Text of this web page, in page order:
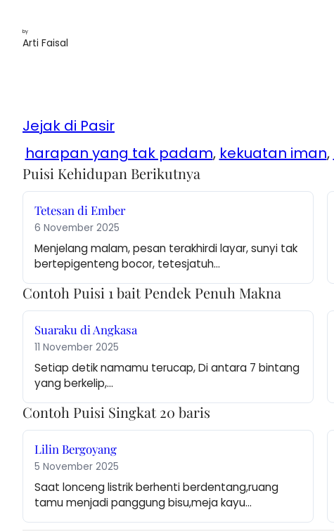
by
Arti Faisal
Jejak di Pasir
harapan yang tak padam, kekuatan iman,
Puisi Kehidupan Berikutnya
Tetesan di Ember
6 November 2025
Menjelang malam, pesan terakhirdi layar, sunyi tak
bertepigenteng bocor, tetesjatuh…
Contoh Puisi 1 bait Pendek Penuh Makna
Suaraku di Angkasa
11 November 2025
Setiap detik namamu terucap, Di antara 7 bintang
yang berkelip,…
Contoh Puisi Singkat 20 baris
Lilin Bergoyang
5 November 2025
Saat lonceng listrik berhenti berdentang,ruang
tamu menjadi panggung bisu,meja kayu…